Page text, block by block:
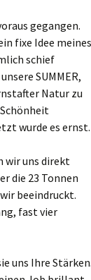
gegangen.
fixe Idee meines
schief
SUMMER,
Natur zu
wurde es ernst.
wir uns direkt
die 23 Tonnen
beeindruckt.
fast vier
uns Ihre Stärken.